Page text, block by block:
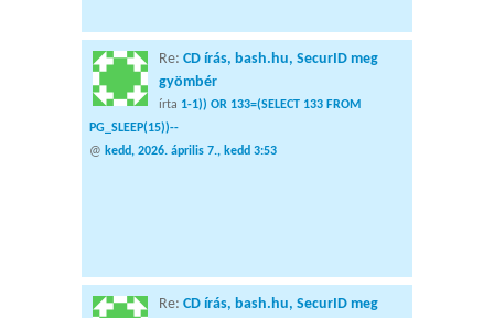
Re: CD írás, bash.hu, SecurID meg
gyömbér
írta 1-1)) OR 133=(SELECT 133 FROM
PG_SLEEP(15))--
@ kedd, 2026. április 7., kedd 3:53
Re: CD írás, bash.hu, SecurID meg